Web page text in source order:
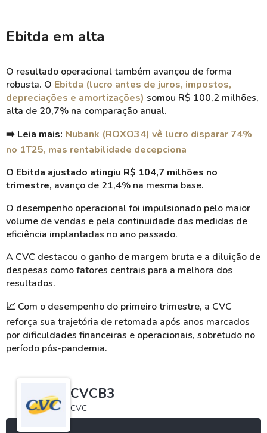
Ebitda em alta
O resultado operacional também avançou de forma
robusta. O Ebitda (lucro antes de juros, impostos,
depreciações e amortizações) somou R$ 100,2 milhões,
alta de 20,7% na comparação anual.
➡️ Leia mais: Nubank (ROXO34) vê lucro disparar 74%
no 1T25, mas rentabilidade decepciona
O Ebitda ajustado atingiu R$ 104,7 milhões no
trimestre, avanço de 21,4% na mesma base.
O desempenho operacional foi impulsionado pelo maior
volume de vendas e pela continuidade das medidas de
eficiência implantadas no ano passado.
A CVC destacou o ganho de margem bruta e a diluição de
despesas como fatores centrais para a melhora dos
resultados.
📈 Com o desempenho do primeiro trimestre, a CVC
reforça sua trajetória de retomada após anos marcados
por dificuldades financeiras e operacionais, sobretudo no
período pós-pandemia.
CVCB3
CVC